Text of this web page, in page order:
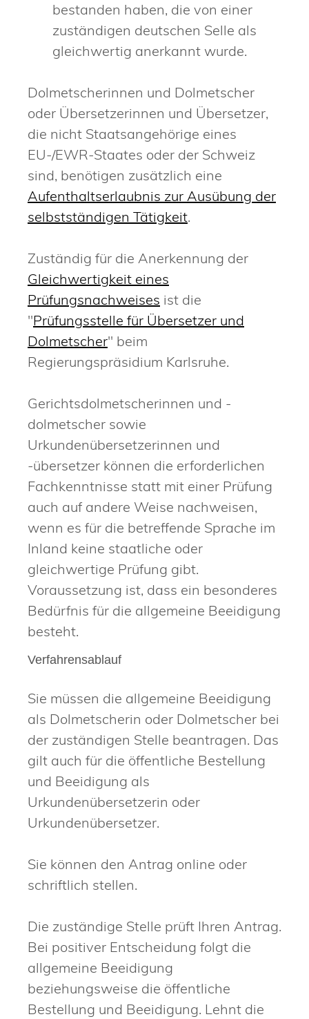
bestanden haben, die von einer
zuständigen deutschen Selle als
gleichwertig anerkannt wurde.
Dolmetscherinnen und Dolmetscher
oder Übersetzerinnen und Übersetzer,
die nicht Staatsangehörige eines
EU-/EWR-Staates oder der Schweiz
sind, benötigen zusätzlich eine
Aufenthaltserlaubnis zur Ausübung der
selbstständigen Tätigkeit.
Zuständig für die Anerkennung der
Gleichwertigkeit eines
Prüfungsnachweises ist die
"Prüfungsstelle für Übersetzer und
Dolmetscher" beim
Regierungspräsidium Karlsruhe.
Gerichtsdolmetscherinnen und -
dolmetscher sowie
Urkundenübersetzerinnen und
-übersetzer können die erforderlichen
Fachkenntnisse statt mit einer Prüfung
auch auf andere Weise nachweisen,
wenn es für die betreffende Sprache im
Inland keine staatliche oder
gleichwertige Prüfung gibt.
Voraussetzung ist, dass ein besonderes
Bedürfnis für die allgemeine Beeidigung
besteht.
Verfahrensablauf
Sie müssen die allgemeine Beeidigung
als Dolmetscherin oder Dolmetscher bei
der zuständigen Stelle beantragen. Das
gilt auch für die öffentliche Bestellung
und Beeidigung als
Urkundenübersetzerin oder
Urkundenübersetzer.
Sie können den Antrag online oder
schriftlich stellen.
Die zuständige Stelle prüft Ihren Antrag.
Bei positiver Entscheidung folgt die
allgemeine Beeidigung
beziehungsweise die öffentliche
Bestellung und Beeidigung. Lehnt die